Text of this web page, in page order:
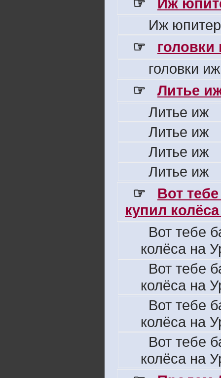
Иж
☞
головки
☞
Литье
Литье иж
Литье иж
Литье иж
Литье иж
☞
Вот
купил
Вот тебе
колёса на
Вот тебе
колёса на
Вот тебе
колёса на
Вот тебе
колёса на